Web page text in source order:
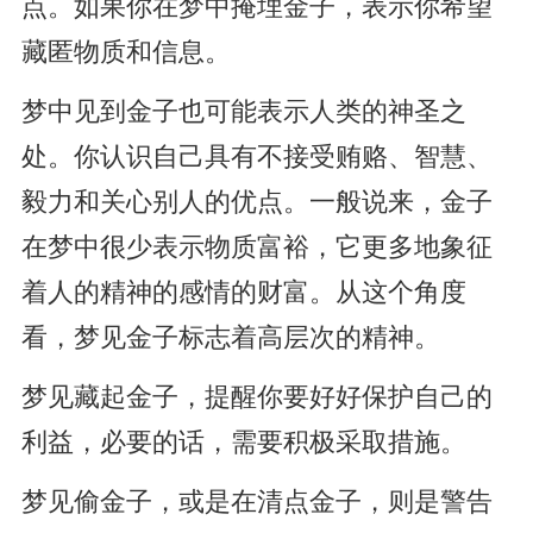
藏匿物质和信息。
梦中见到金子也可能表示人类的神圣之
处。你认识自己具有不接受贿赂、智慧、
毅力和关心别人的优点。一般说来，金子
在梦中很少表示物质富裕，它更多地象征
着人的精神的感情的财富。从这个角度
看，梦见金子标志着高层次的精神。
梦见藏起金子，提醒你要好好保护自己的
利益，必要的话，需要积极采取措施。
梦见偷金子，或是在清点金子，则是警告